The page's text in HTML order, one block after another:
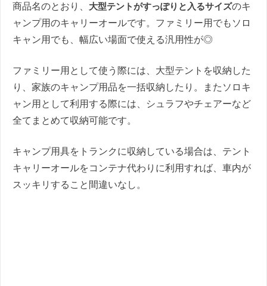
商品名のとおり、 大型テントがすっぽりと入るサイズのキ
ャンプ用のキャリーオールです。ファミリー用でもソロ
キャン用でも、幅広い場面で使える汎用性が◎
ファミリー用として使う際には、大型テントを収納した
り、家族のキャンプ用品を一括収納したり。またソロキ
ャン用として利用する際には、シュラフやチェアーなど
全てまとめて収納可能です。
キャンプ用具をトランクに収納している場合は、テント
キャリーオールをコンテナ代わりに利用すれば、車内が
スッキリすること間違いなし。